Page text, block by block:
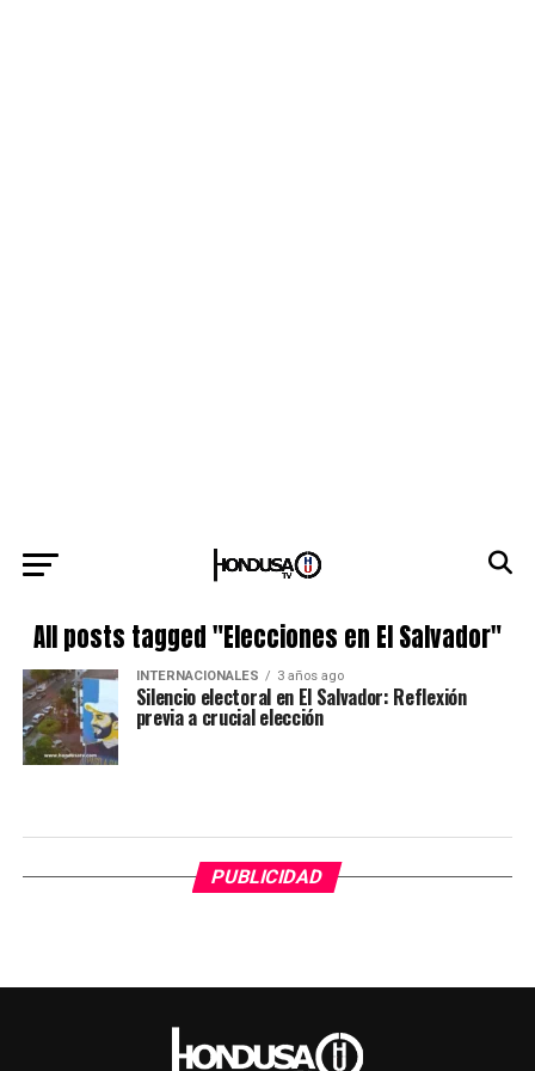
All posts tagged "Elecciones en El Salvador"
INTERNACIONALES 3 años ago
Silencio electoral en El Salvador: Reflexión
previa a crucial elección
PUBLICIDAD